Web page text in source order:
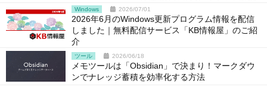
Windows 2026/07/01
2026年6月のWindows更新プログラム情報を配信
しました｜無料配信サービス「KB情報屋」のご紹
介
ツール 2026/06/18
メモツールは「Obsidian」で決まり！マークダウ
ンでナレッジ蓄積を効率化する方法